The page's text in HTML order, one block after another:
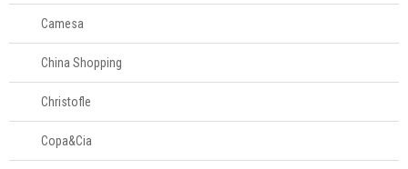
Tábua de passar
roupas
Vassouras
Cozinha
Camesa
China Shopping
Christofle
Copa&Cia